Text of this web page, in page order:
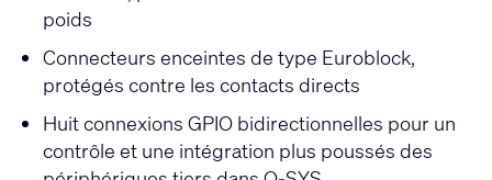
poids
Connecteurs enceintes de type Euroblock,
protégés contre les contacts directs
Huit connexions GPIO bidirectionnelles pour un
contrôle et une intégration plus poussés des